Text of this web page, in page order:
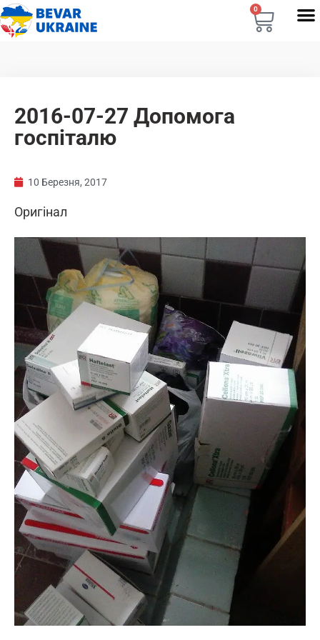
0
2016-07-27 Допомога
госпіталю
10 Березня, 2017
Оригінал